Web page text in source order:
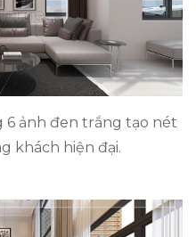
ảnh đen trắng tạo nét
khách hiện đại.